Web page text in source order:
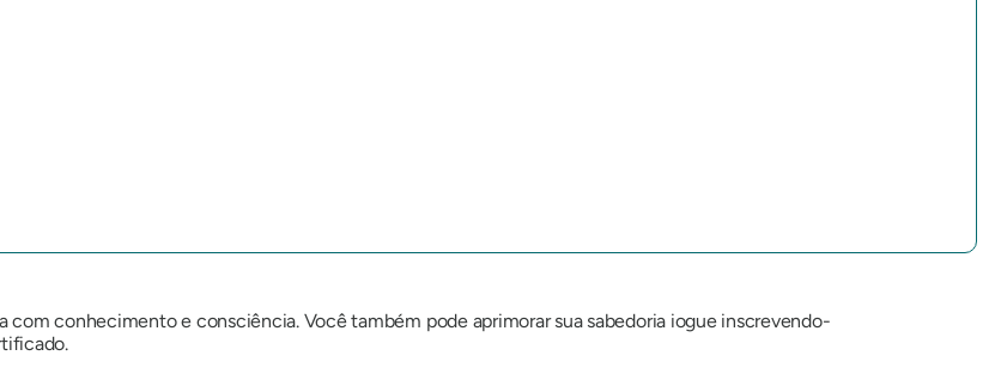
com conhecimento e consciência. Você também pode aprimorar sua sabedoria iogue inscrevendo-